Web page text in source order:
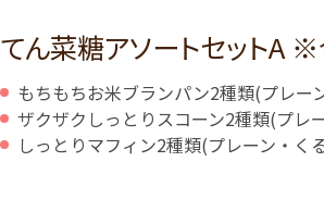
てん菜糖アソートセットA
もちもちお米ブランパン2種類(プレ
ザクザクしっとりスコーン2種類(プ
しっとりマフィン2種類(プレーン・